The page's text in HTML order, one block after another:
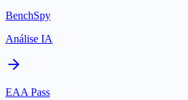
BenchSpy
Análise IA
EAA Pass